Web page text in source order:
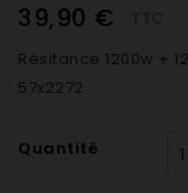
39,90 €
Résitance 1200w +
57x2272
Quantité